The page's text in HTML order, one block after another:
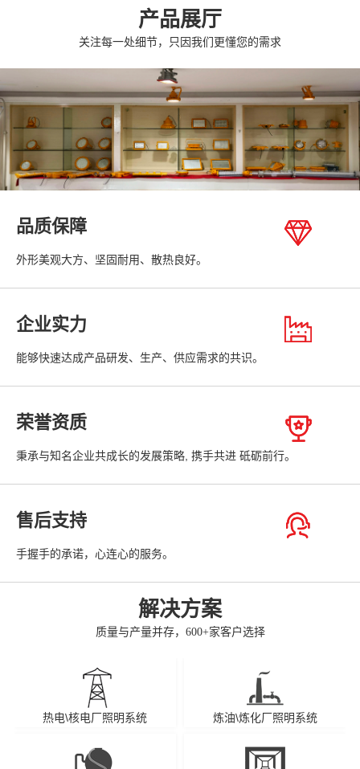
产品展厅
关注每一处细节，只因我们更懂您的需求
品质保障
外形美观大方、坚固耐用、散热良好。
企业实力
能够快速达成产品研发、生产、供应需求的共识。
荣誉资质
秉承与知名企业共成长的发展策略, 携手共进 砥砺前行。
售后支持
手握手的承诺，心连心的服务。
解决方案
质量与产量并存，600+家客户选择
热电\核电厂照明系统 炼油\炼化厂照明系统